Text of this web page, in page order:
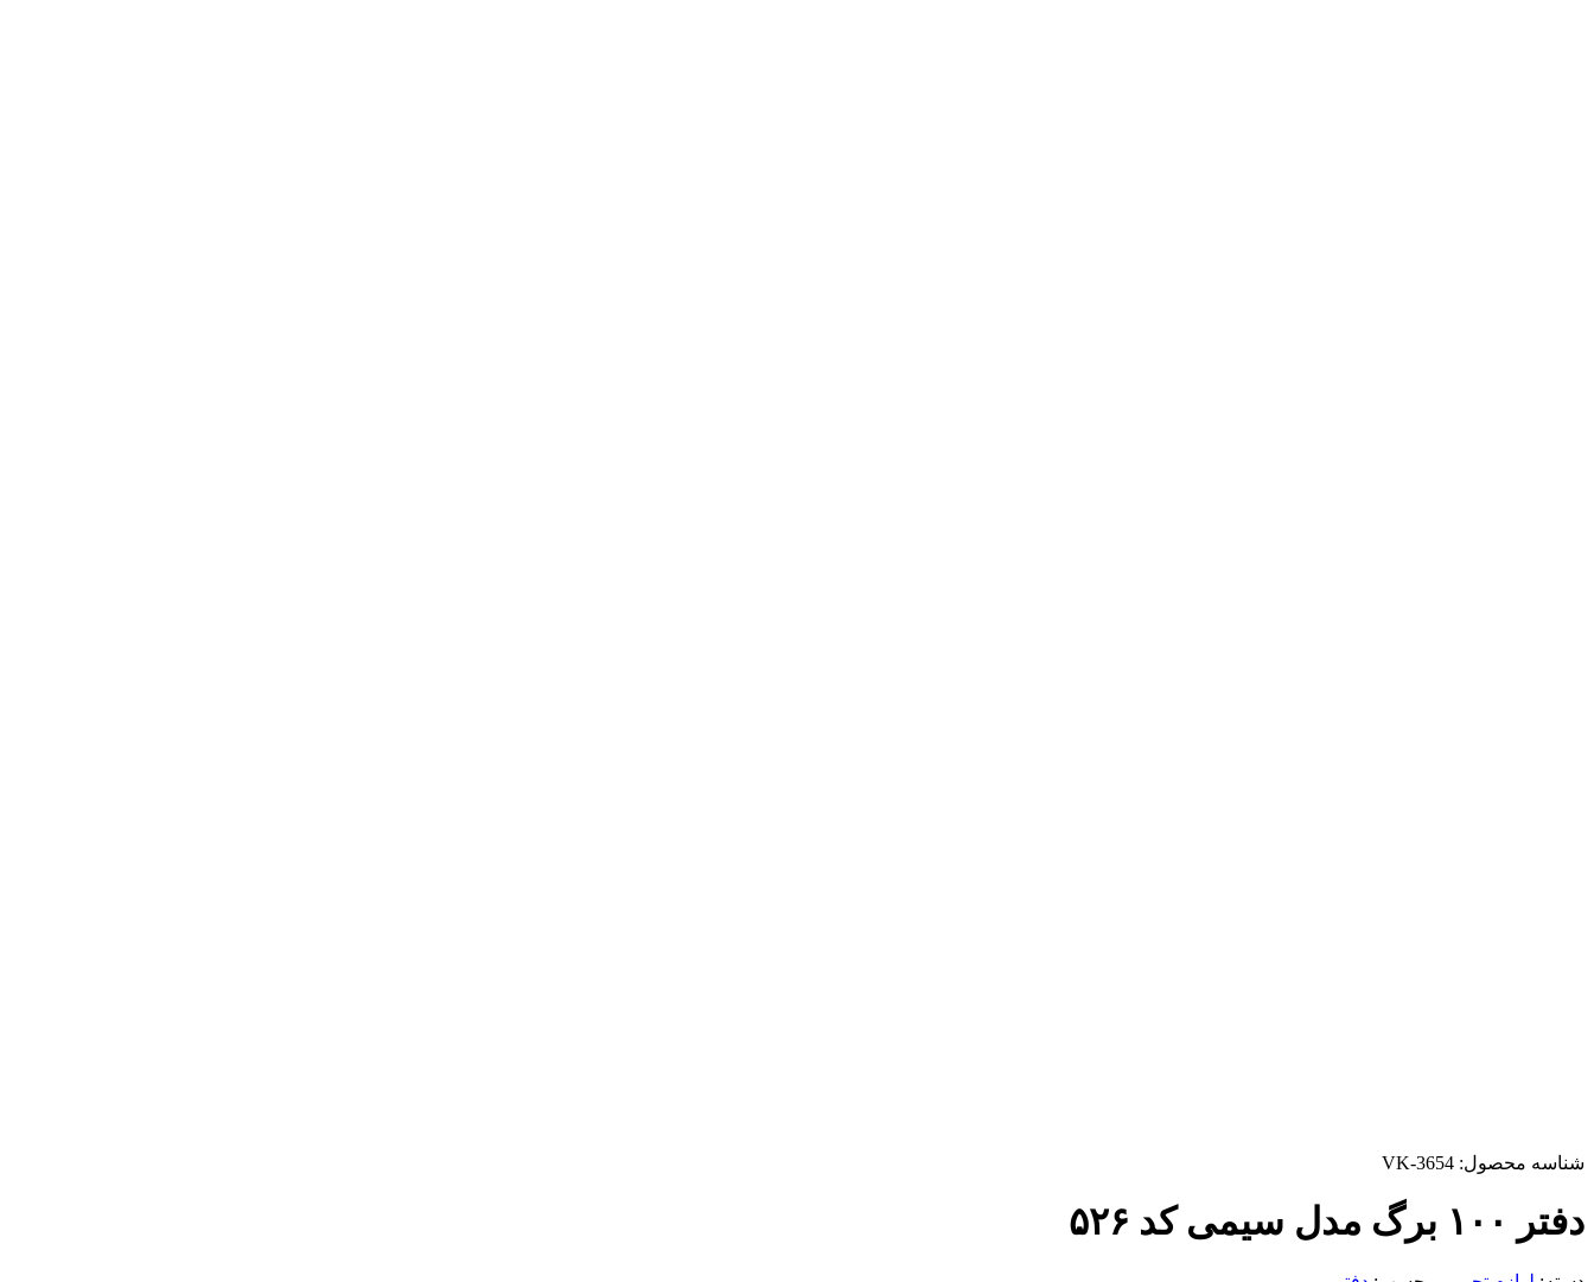
شناسه محصول: VK-3654
دفتر ۱۰۰ برگ مدل سیمی کد ۵۲۶